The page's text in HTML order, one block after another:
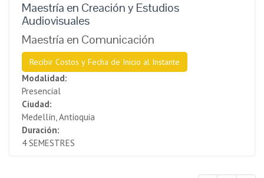
Maestría en Creación y Estudios
Audiovisuales
Maestría en Comunicación
Recibir Costos y Fecha de Inicio al Instante
Modalidad:
Presencial
Ciudad:
Medellín, Antioquia
Duración:
4 SEMESTRES